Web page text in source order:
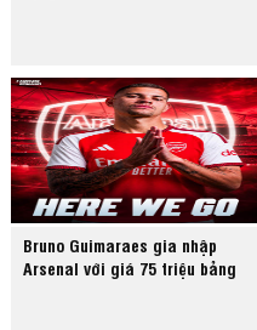
Bruno Guimaraes gia nhập
Arsenal với giá 75 triệu bảng